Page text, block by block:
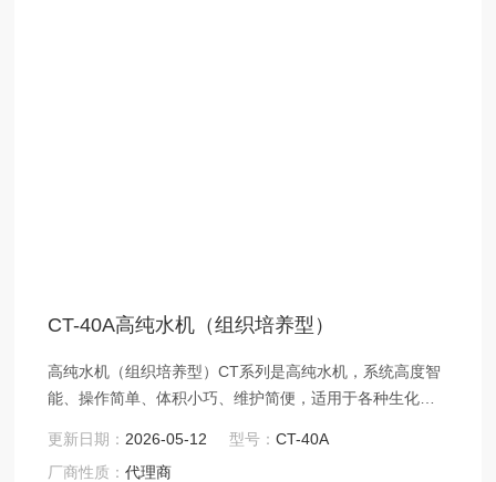
CT-40A高纯水机（组织培养型）
高纯水机（组织培养型）CT系列是高纯水机，系统高度智
能、操作简单、体积小巧、维护简便，适用于各种生化分
更新日期： 2026-05-12 型号：CT-40A
厂商性质：代理商